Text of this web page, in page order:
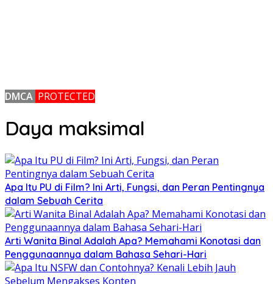
DMCA PROTECTED
Daya maksimal
Apa Itu PU di Film? Ini Arti, Fungsi, dan Peran Pentingnya
dalam Sebuah Cerita
Arti Wanita Binal Adalah Apa? Memahami Konotasi dan
Penggunaannya dalam Bahasa Sehari-Hari